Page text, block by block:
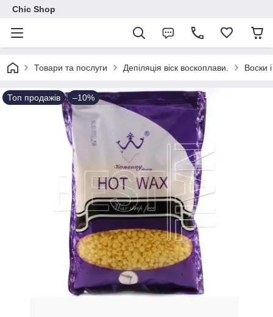
Chic Shop
Товари та послуги Депіляція віск воскоплави. Воски
Топ продажів –10%